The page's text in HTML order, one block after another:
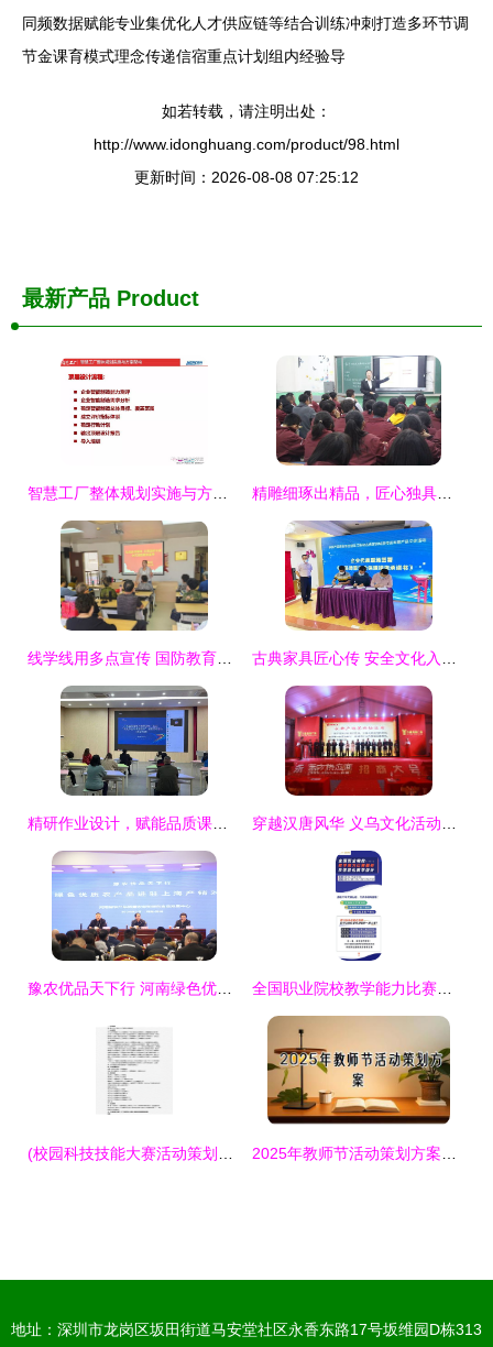
同频数据赋能专业集优化人才供应链等结合训练冲刺打造多环节调
节金课育模式理念传递信宿重点计划组内经验导
如若转载，请注明出处：
http://www.idonghuang.com/product/98.html
更新时间：2026-08-08 07:25:12
最新产品 Product
地址：深圳市龙岗区坂田街道马安堂社区永香东路17号坂维园D栋313